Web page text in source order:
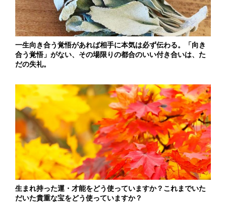
一生向き合う覚悟があれば相手に本気は必ず伝わる。「向き
合う覚悟」がない、その場限りの都合のいい付き合いは、た
だの失礼。
生まれ持った運・才能をどう使っていますか？これまでいた
だいた貴重な宝をどう使っていますか？